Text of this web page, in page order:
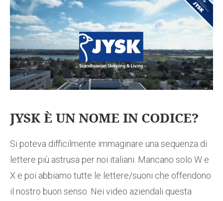
JYSK È UN NOME IN CODICE?
Si poteva difficilmente immaginare una sequenza di
lettere più astrusa per noi italiani. Mancano solo W e
X e poi abbiamo tutte le lettere/suoni che offendono
il nostro buon senso. Nei video aziendali questa